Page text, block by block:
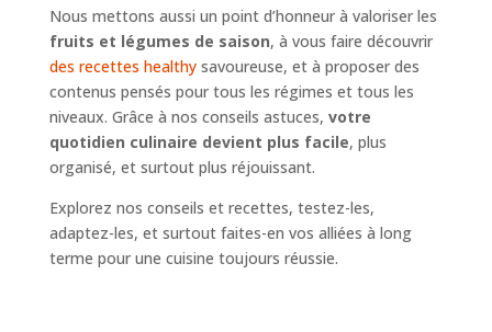
Nous mettons aussi un point d’honneur à valoriser les
fruits et légumes de saison, à vous faire découvrir
des recettes healthysavoureuse, et à proposer des
contenus pensés pour tous les régimes et tous les
niveaux. Grâce à nos conseils astuces, votre
quotidien culinaire devient plus facile, plus
organisé, et surtout plus réjouissant.
Explorez nos conseils et recettes, testez-les,
adaptez-les, et surtout faites-en vos alliées à long
terme pour une cuisine toujours réussie.